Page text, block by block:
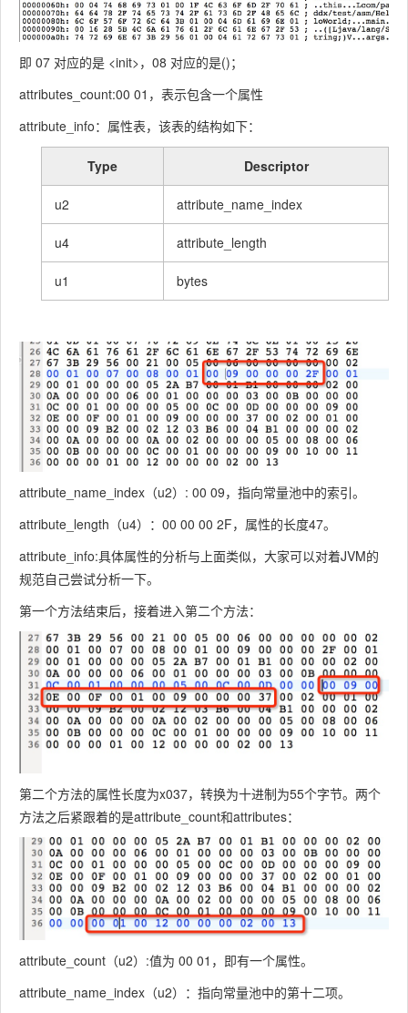
即 07 对应的是 <init>，08 对应的是()；
attributes_count:00 01，表示包含一个属性
attribute_info：属性表，该表的结构如下：
Type Descriptor
u2 attribute_name_index
u4 attribute_length
u1 bytes
attribute_name_index（u2）: 00 09，指向常量池中的索引。
attribute_length（u4）：00 00 00 2F，属性的长度47。
attribute_info:具体属性的分析与上面类似，大家可以对着JVM的
规范自己尝试分析一下。
第一个方法结束后，接着进入第二个方法：
第二个方法的属性长度为x037，转换为十进制为55个字节。两个
方法之后紧跟着的是attribute_count和attributes：
attribute_count（u2）:值为 00 01，即有一个属性。
attribute_name_index（u2）：指向常量池中的第十二项。